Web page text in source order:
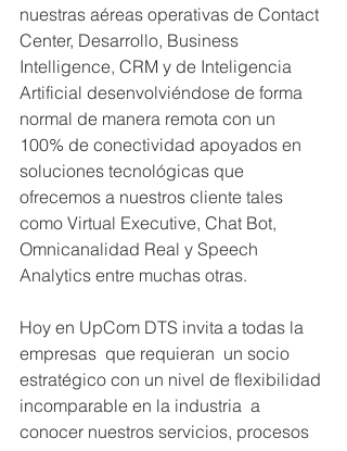
nuestras aéreas operativas de Contact
Center, Desarrollo, Business
Intelligence, CRM y de Inteligencia
Artificial desenvolviéndose de forma
normal de manera remota con un
100% de conectividad apoyados en
soluciones tecnológicas que
ofrecemos a nuestros cliente tales
como Virtual Executive, Chat Bot,
Omnicanalidad Real y Speech
Analytics entre muchas otras.
Hoy en UpCom DTS invita a todas la
empresas  que requieran  un socio
estratégico con un nivel de flexibilidad
incomparable en la industria  a
conocer nuestros servicios, procesos